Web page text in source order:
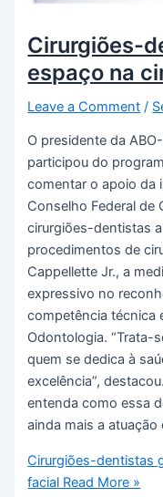
Cirurgiões-
espaço na
Leave a Comment /
O presidente da
participou do
comentar o apoio da
Conselho Federal de
cirurgiões-dentistas
procedimentos de
Cappellette Jr., a
expressivo no
competência técnica
Odontologia. “Trata-
quem se dedica à
excelência”,
entenda como essa
ainda mais a
Cirurgiões-dentistas
facial Read More »